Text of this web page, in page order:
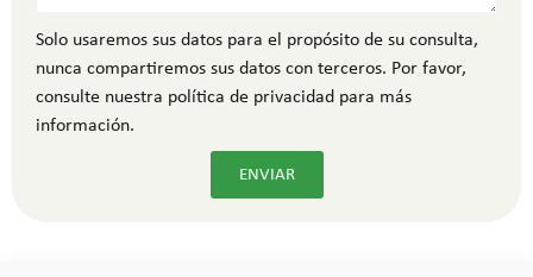
Solo usaremos sus datos para el propósito de su consulta,
nunca compartiremos sus datos con terceros. Por favor,
consulte nuestra política de privacidad para más
información.
ENVIAR